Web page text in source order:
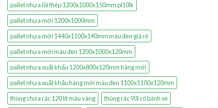
pallet nhựa lõi thép 1200x1000x150mm pl10lk
pallet nhựa mới 1200x1000mm
pallet nhựa mới 1440x1100x140mm màu đen giá rẻ
pallet nhựa mới màu đen 1200x1000x120mm
pallet nhựa xuất khẩu 1200x800x120mm hàng mới
pallet nhựa xuất khẩu hàng mới màu đen 1100x1100x120mm
thùng chứa rác 120 lít màu vàng
thùng rác 90l có bánh xe